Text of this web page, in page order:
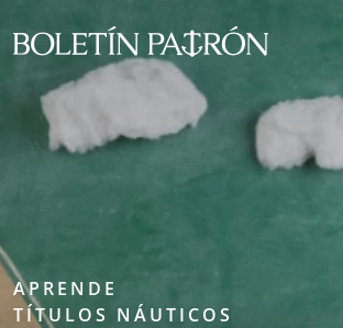
APRENDE
TÍTULOS NÁUTICOS